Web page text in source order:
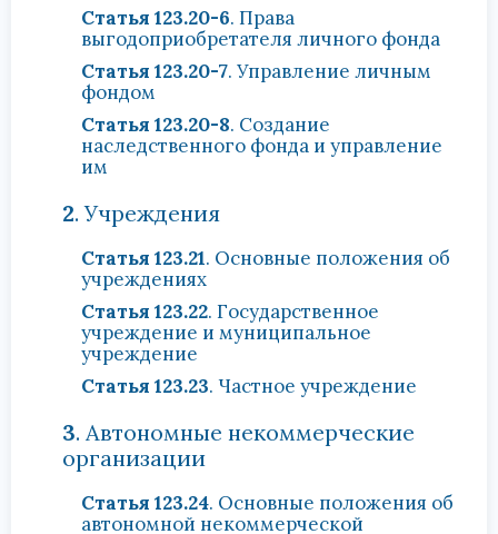
Статья 123.20-6. Права
выгодоприобретателя личного фонда
Статья 123.20-7. Управление личным
фондом
Статья 123.20-8. Создание
наследственного фонда и управление
им
2. Учреждения
Статья 123.21. Основные положения об
учреждениях
Статья 123.22. Государственное
учреждение и муниципальное
учреждение
Статья 123.23. Частное учреждение
3. Автономные некоммерческие
организации
Статья 123.24. Основные положения об
автономной некоммерческой